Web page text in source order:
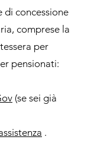
di concessione
comprese la
per
pensionati:
(se sei già
.